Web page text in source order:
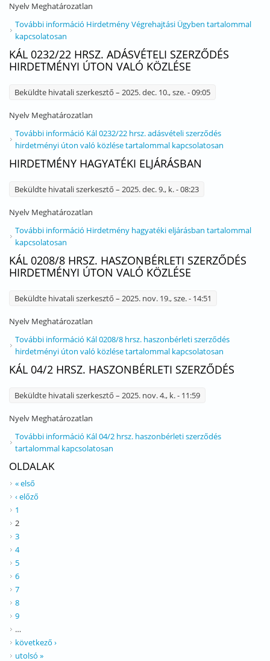
Nyelv Meghatározatlan
További információ Hirdetmény Végrehajtási Ügyben tartalommal
kapcsolatosan
KÁL 0232/22 HRSZ. ADÁSVÉTELI SZERZŐDÉS
HIRDETMÉNYI ÚTON VALÓ KÖZLÉSE
Beküldte hivatali szerkesztő – 2025. dec. 10., sze. - 09:05
Nyelv Meghatározatlan
További információ Kál 0232/22 hrsz. adásvételi szerződés
hirdetményi úton való közlése tartalommal kapcsolatosan
HIRDETMÉNY HAGYATÉKI ELJÁRÁSBAN
Beküldte hivatali szerkesztő – 2025. dec. 9., k. - 08:23
Nyelv Meghatározatlan
További információ Hirdetmény hagyatéki eljárásban tartalommal
kapcsolatosan
KÁL 0208/8 HRSZ. HASZONBÉRLETI SZERZŐDÉS
HIRDETMÉNYI ÚTON VALÓ KÖZLÉSE
Beküldte hivatali szerkesztő – 2025. nov. 19., sze. - 14:51
Nyelv Meghatározatlan
További információ Kál 0208/8 hrsz. haszonbérleti szerződés
hirdetményi úton való közlése tartalommal kapcsolatosan
KÁL 04/2 HRSZ. HASZONBÉRLETI SZERZŐDÉS
Beküldte hivatali szerkesztő – 2025. nov. 4., k. - 11:59
Nyelv Meghatározatlan
További információ Kál 04/2 hrsz. haszonbérleti szerződés
tartalommal kapcsolatosan
OLDALAK
« első
‹ előző
1
2
3
4
5
6
7
8
9
…
következő ›
utolsó »